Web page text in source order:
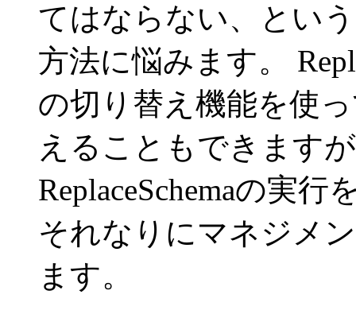
てはならない、とい
方法に悩みます。
の切り替え機能を使
えることもできます
ReplaceSchemaの実
それなりにマネジメ
ます。